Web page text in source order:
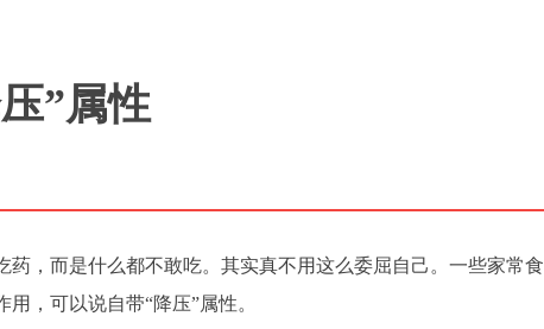
”属性
，而是什么都不敢吃。其实真不用这么委屈自己。一些家常食
，可以说自带“降压”属性。